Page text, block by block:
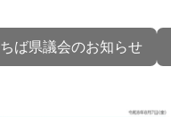
ちば県議会のお知らせ